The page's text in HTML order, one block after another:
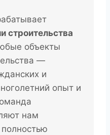
строительства
объекты
—
и
опыт и
нам